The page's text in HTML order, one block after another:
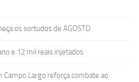
os sortudos de AGOSTO
e 12 mil reais injetados
Campo Largo reforça combate ao